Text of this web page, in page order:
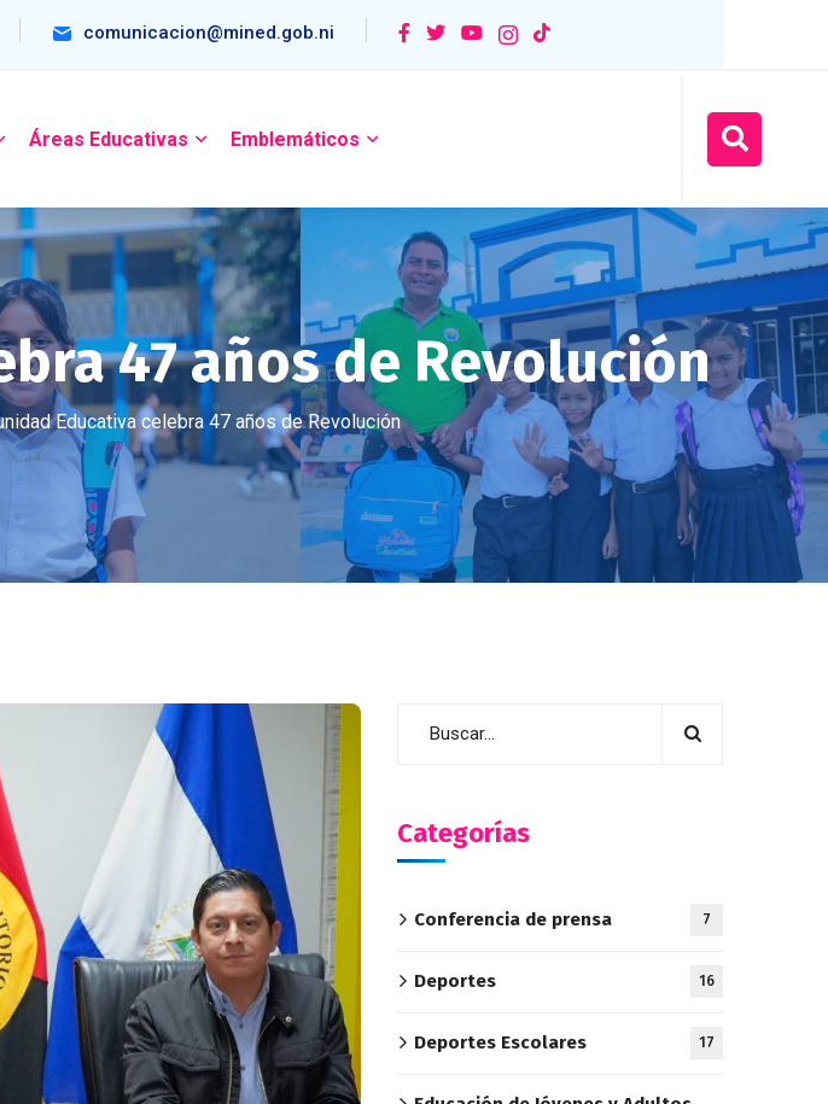
comunicacion@mined.gob.ni
Áreas Educativas Emblemáticos
47 años de Revolución
Educativa celebra 47 años de Revolución
Categorías
Conferencia de prensa 7
Deportes 16
Deportes Escolares 17